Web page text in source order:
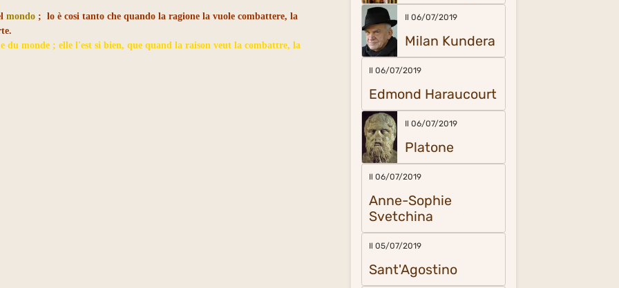
mondo ; lo è cosi tanto che quando la ragione la vuole combattere, la
dumonde ; elle l'est si bien, que quand laraison veut la combattre, la
Il 06/07/2019
Milan Kundera
Il 06/07/2019
Edmond Haraucourt
Il 06/07/2019
Platone
Il 06/07/2019
Anne-Sophie
Svetchina
Il 05/07/2019
Sant'Agostino